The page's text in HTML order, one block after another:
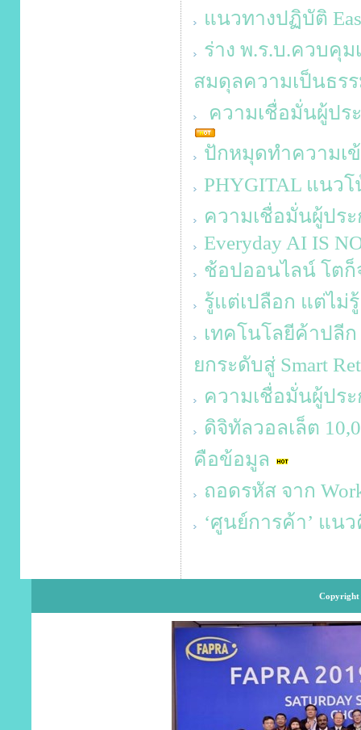
แนวทางปฏิบัติ
ร่าง พ.ร.บ.ควบคุม
สมดุลความเป็นธร
ความเชื่อมั่นผู้ปร
ปักหมุดทำความเ
PHYGITAL แนว
ความเชื่อมั่นผู้ปร
Everyday AI IS
ช้อปออนไลน์ โต
รู้แต่เปลือก แต่ไม่
เทคโนโลยีค้าปลีก
ยกระดับสู่ Smart
ความเชื่อมั่นผู้ปร
ดิจิทัลวอลเล็ต
คือข้อมูล
ถอดรหัส จาก
‘ศูนย์การค้า’ แน
Copyright